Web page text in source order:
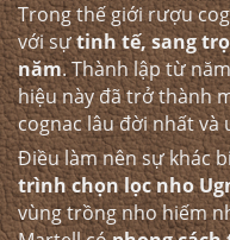
Trong thế giới rượu
với sựtinh tế, sang
năm. Thành lập từ
hiệu này đã trở thành
cognac lâu đời nhất và
Điều làm nên sự khác
trình chọn lọc nho
vùng trồng nho hiếm